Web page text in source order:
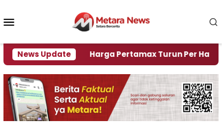
konten
News Update
Krisi Air Harga Pertamax Turun Per Hari Ini,